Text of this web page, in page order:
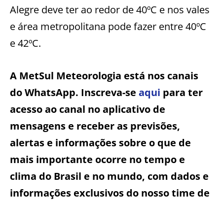
Alegre deve ter ao redor de 40ºC e nos vales
e área metropolitana pode fazer entre 40ºC
e 42ºC.
A MetSul Meteorologia está nos canais
do WhatsApp. Inscreva-se aqui para ter
acesso ao canal no aplicativo de
mensagens e receber as previsões,
alertas e informações sobre o que de
mais importante ocorre no tempo e
clima do Brasil e no mundo, com dados e
informações exclusivos do nosso time de